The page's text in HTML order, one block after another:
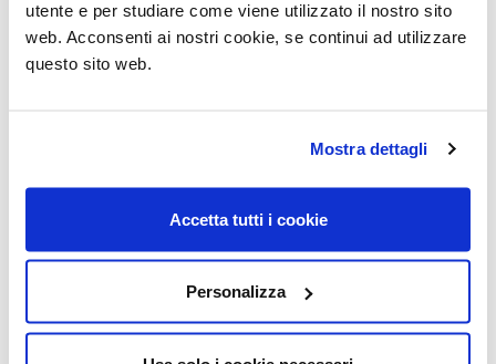
utente e per studiare come viene utilizzato il nostro sito
web. Acconsenti ai nostri cookie, se continui ad utilizzare
questo sito web.
Mostra dettagli
Accetta tutti i cookie
Personalizza
Gallery
Prodotti correlati